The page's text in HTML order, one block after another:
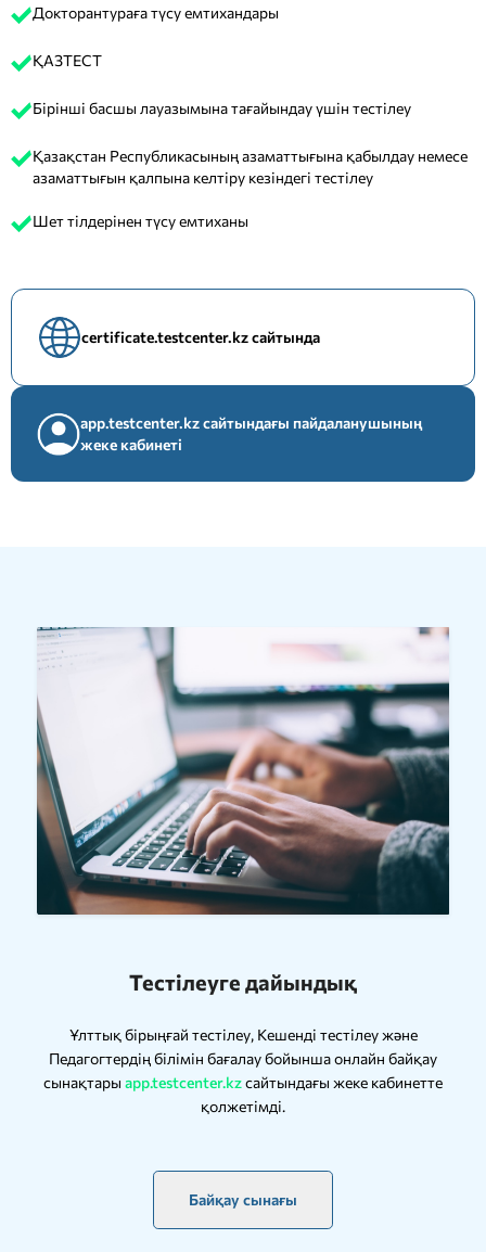
Докторантураға түсу емтихандары
ҚАЗТЕСТ
Бірінші басшы лауазымына тағайындау үшін тестілеу
Қазақстан Республикасының азаматтығына қабылдау немесе
азаматтығын қалпына келтіру кезіндегі тестілеу
Шет тілдерінен түсу емтиханы
certificate.testcenter.kz сайтында
app.testcenter.kz сайтындағы пайдаланушының
жеке кабинеті
Тестілеуге дайындық
Ұлттық бірыңғай тестілеу, Кешенді тестілеу және
Педагогтердің білімін бағалау бойынша онлайн байқау
сынақтары app.testcenter.kzсайтындағы жеке кабинетте
қолжетімді.
Байқау сынағы